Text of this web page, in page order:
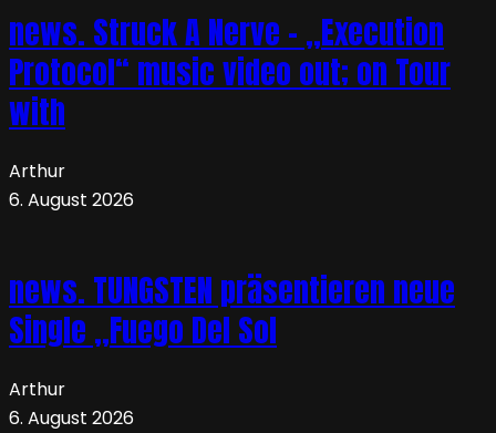
news. Struck A Nerve – „Execution
Protocol“ music video out; on Tour
with
Arthur
6. August 2026
news. TUNGSTEN präsentieren neue
Single „Fuego Del Sol
Arthur
6. August 2026